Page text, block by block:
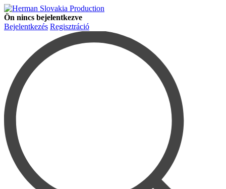
Ön nincs bejelentkezve
Bejelentkezés Regisztráció